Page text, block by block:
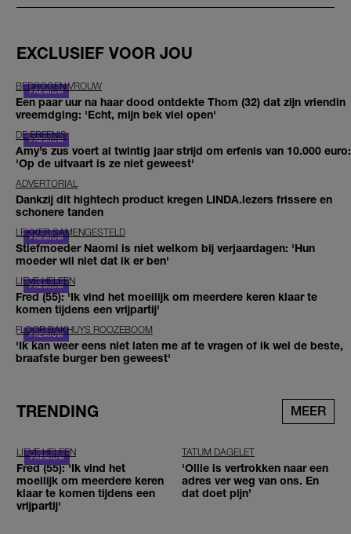
EXCLUSIEF VOOR JOU
BEDROGEN VROUW
Een paar uur na haar dood ontdekte Thom (32) dat zijn vriendin
vreemdging: 'Echt, mijn bek viel open'
DE ERFENIS
Amy’s zus voert al twintig jaar strijd om erfenis van 10.000 euro:
'Op de uitvaart is ze niet geweest'
ADVERTORIAL
Dankzij dit hightech product kregen LINDA.lezers frissere en
schonere tanden
LEKKER SAMENGESTELD
Stiefmoeder Naomi is niet welkom bij verjaardagen: 'Hun
moeder wil niet dat ik er ben'
LIEVE HELEEN
Fred (55): 'Ik vind het moeilijk om meerdere keren klaar te
komen tijdens een vrijpartij'
FLOOR BAKHUYS ROOZEBOOM
'Ik kan weer eens niet laten me af te vragen of ik wel de beste,
braafste burger ben geweest'
TRENDING MEER
LIEVE HELEEN
Fred (55): 'Ik vind het
moeilijk om meerdere keren
klaar te komen tijdens een
vrijpartij'
TATUM DAGELET
'Ollie is vertrokken naar een
adres ver weg van ons. En
dat doet pijn’